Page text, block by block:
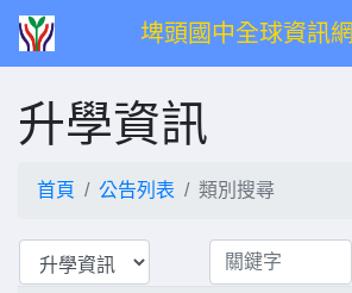
埤頭國中全球資訊網
升學資訊
首頁 公告列表 類別搜尋